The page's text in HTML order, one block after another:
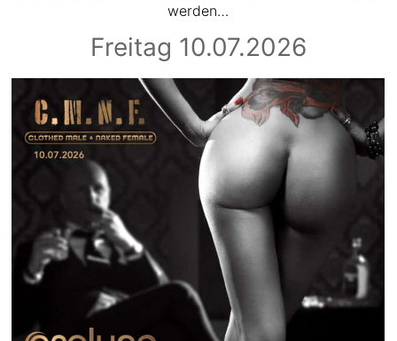
werden…
Freitag 10.07.2026